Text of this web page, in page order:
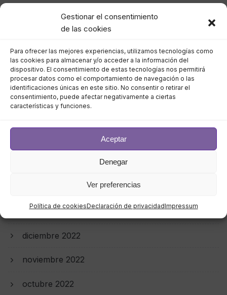
Gestionar el consentimiento
de las cookies
Para ofrecer las mejores experiencias, utilizamos tecnologías como
las cookies para almacenar y/o acceder a la información del
dispositivo. El consentimiento de estas tecnologías nos permitirá
procesar datos como el comportamiento de navegación o las
identificaciones únicas en este sitio. No consentir o retirar el
consentimiento, puede afectar negativamente a ciertas
características y funciones.
Aceptar
Denegar
Ver preferencias
Política de cookiesDeclaración de privacidadImpressum
septiembre 2023
julio 2023
junio 2023
enero 2023
diciembre 2022
noviembre 2022
octubre 2022